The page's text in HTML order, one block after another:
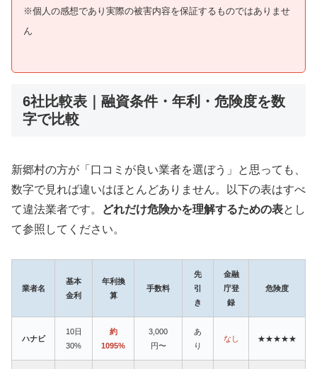
※個人の感想であり実際の被害内容を保証するものではありませ
ん
6社比較表｜融資条件・年利・危険度を数
字で比較
新郷村の方が「口コミが良い業者を選ぼう」と思っても、
数字で見れば違いはほとんどありません。以下の表はすべ
て違法業者です。
どれだけ危険かを理解するための表とし
て参照してください。
業者名
基本
金利
年利換
算
手数料
先
引
き
金融
庁登
録
危険度
ハナビ
10日
30%
約
1095%
3,000
円〜
あ
り
なし ★★★★★